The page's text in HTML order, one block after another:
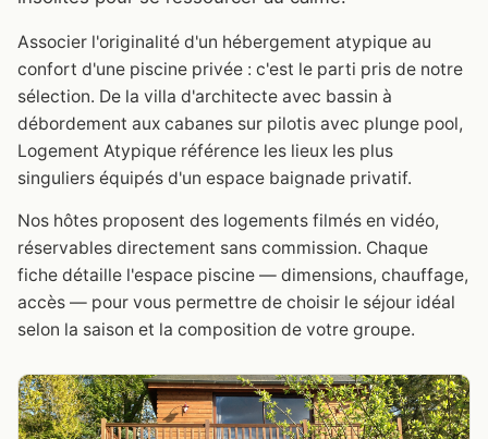
Associer l'originalité d'un hébergement atypique au
confort d'une piscine privée : c'est le parti pris de notre
sélection. De la villa d'architecte avec bassin à
débordement aux cabanes sur pilotis avec plunge pool,
Logement Atypique référence les lieux les plus
singuliers équipés d'un espace baignade privatif.
Nos hôtes proposent des logements filmés en vidéo,
réservables directement sans commission. Chaque
fiche détaille l'espace piscine — dimensions, chauffage,
accès — pour vous permettre de choisir le séjour idéal
selon la saison et la composition de votre groupe.